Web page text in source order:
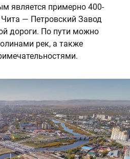
является примерно 400-
— Петровский Завод
дороги. По пути можно
рек, а также